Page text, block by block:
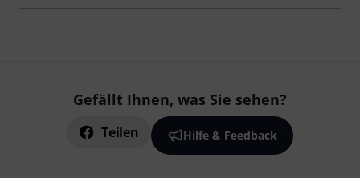
Gefällt Ihnen, was Sie sehen?
Teilen Hilfe & Feedback